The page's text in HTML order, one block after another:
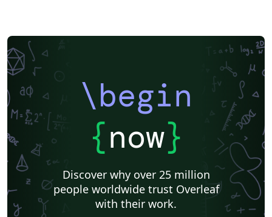
\begin
{now}
Discover why over 25 million
people worldwide trust Overleaf
with their work.